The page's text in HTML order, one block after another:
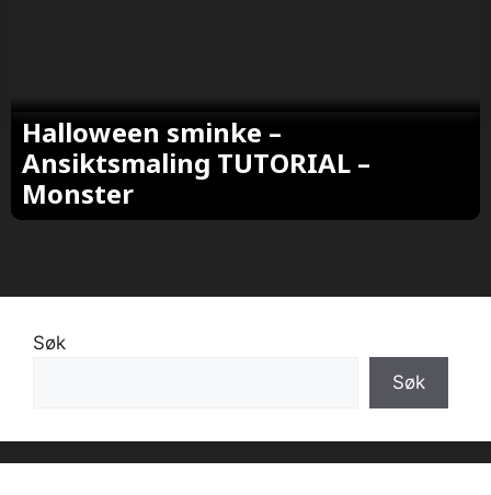
Halloween sminke –
Ansiktsmaling TUTORIAL –
Monster
Søk
Søk